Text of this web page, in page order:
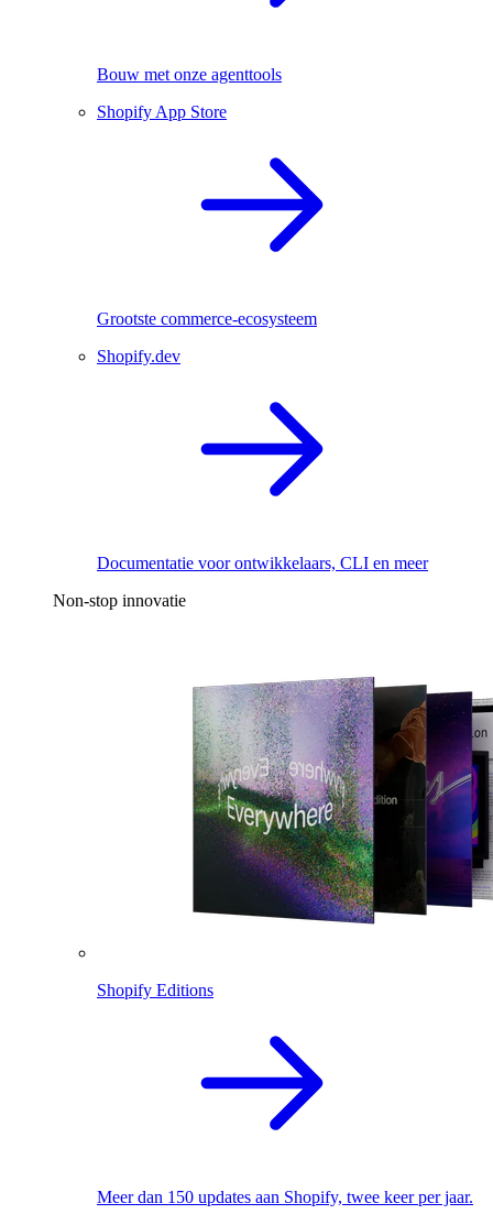
Bouw met onze agenttools
Shopify App Store
Grootste commerce-ecosysteem
Shopify.dev
Documentatie voor ontwikkelaars, CLI en meer
Non-stop innovatie
Shopify Editions
Meer dan 150 updates aan Shopify, twee keer per jaar.